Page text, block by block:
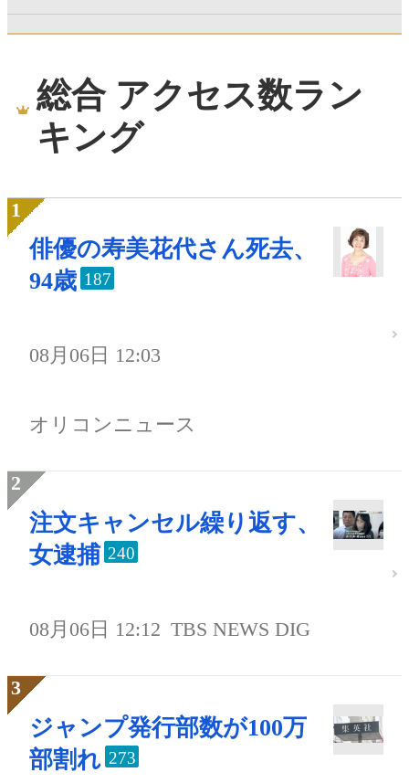
総合 アクセス数ラン
キング
俳優の寿美花代さん死去、
94歳 187
08月06日 12:03
オリコンニュース
注文キャンセル繰り返す、
女逮捕 240
08月06日 12:12 TBS NEWS DIG
ジャンプ発行部数が100万
部割れ 273